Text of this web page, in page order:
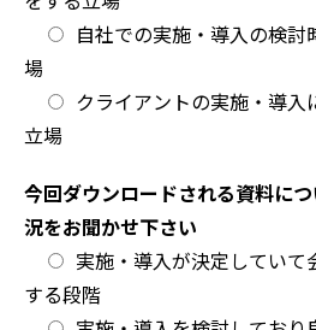
自社での実施・導入の検
場
クライアントの実施・導入
立場
今回ダウンロードされる資料に
況をお聞かせ下さい
実施・導入が決定していて
する段階